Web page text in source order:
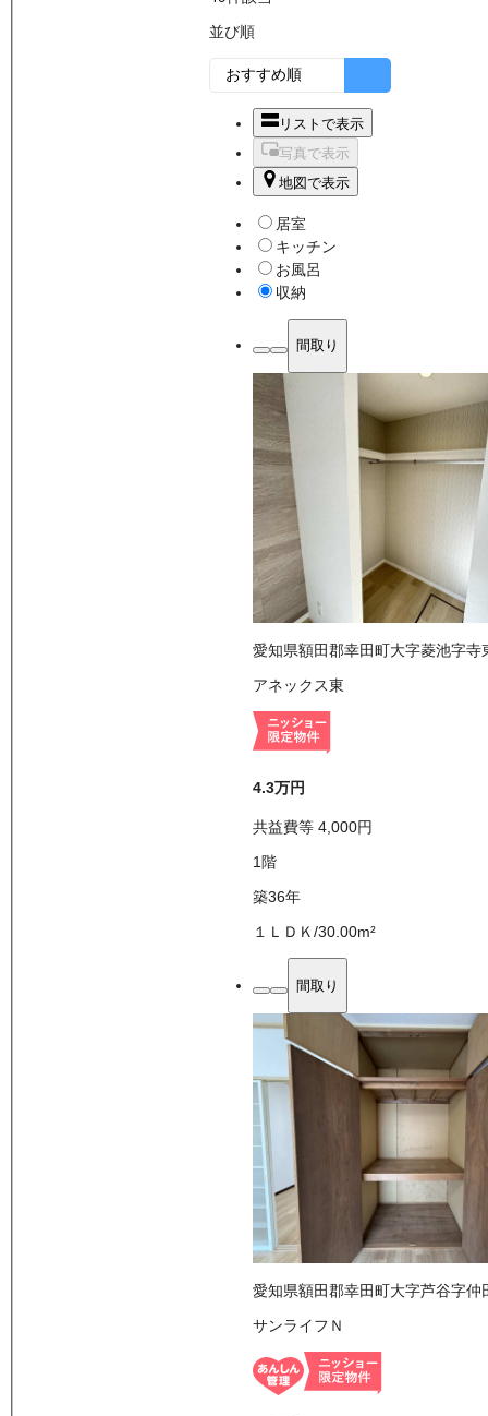
並び順
リストで表示
写真で表示
地図で表示
居室
キッチン
お風呂
収納
間取り
愛知県額田郡幸田町大字菱池字寺
アネックス東
4.3万円
共益費等 4,000円
1階
築36年
１ＬＤＫ/30.00m²
間取り
愛知県額田郡幸田町大字芦谷字仲
サンライフＮ